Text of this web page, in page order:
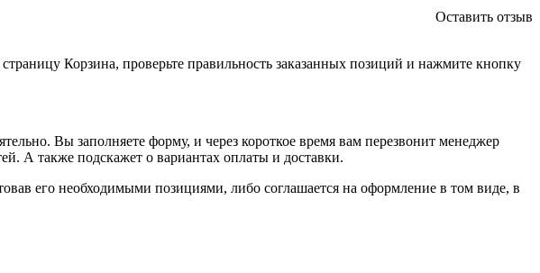
Оставить отзыв
Корзина, проверьте правильность заказанных позиций и нажмите кнопку
Вы заполняете форму, и через короткое время вам перезвонит менеджер
А также подскажет о вариантах оплаты и доставки.
его необходимыми позициями, либо соглашается на оформление в том виде, в